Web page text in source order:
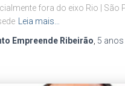
fora do eixo Rio | São
Leia mais…
Empreende Ribeirão 5 anos